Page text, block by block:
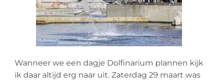
Wanneer we een dagje Dolfinarium plannen kijk
ik daar altijd erg naar uit. Zaterdag 29 maart was